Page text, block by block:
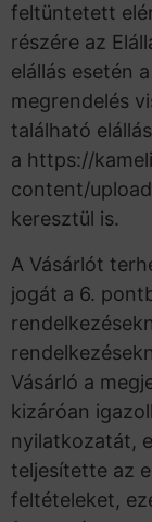
feltüntetett
részére az
elállás esetén
megrendelés
található
a https://
content/
keresztül is.
A Vásárlót
jogát a 6.
Vásárló a
kizáróan
nyilatkozatát,
teljesítette az
feltételeket,